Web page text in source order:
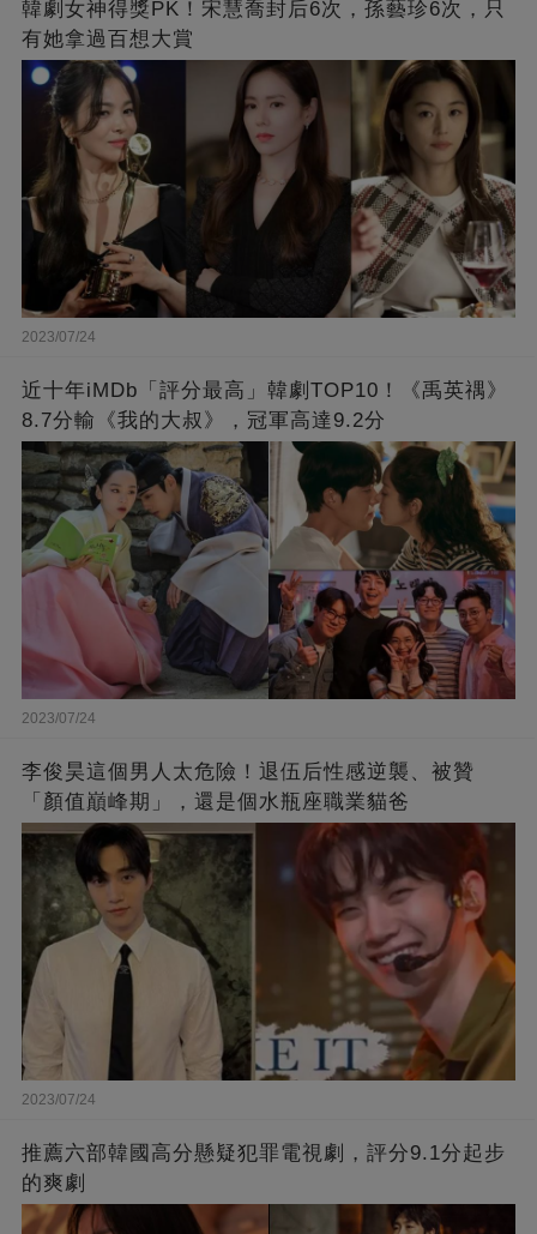
韓劇女神得獎PK！宋慧喬封后6次，孫藝珍6次，只
有她拿過百想大賞
2023/07/24
近十年iMDb「評分最高」韓劇TOP10！《禹英禑》
8.7分輸《我的大叔》，冠軍高達9.2分
2023/07/24
李俊昊這個男人太危險！退伍后性感逆襲、被贊
「顏值巔峰期」，還是個水瓶座職業貓爸
2023/07/24
推薦六部韓國高分懸疑犯罪電視劇，評分9.1分起步
的爽劇